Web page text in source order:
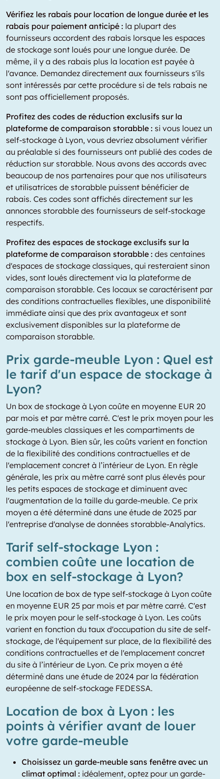
Vérifiez les rabais pour location de longue durée et les
rabais pour paiement anticipé : la plupart des
fournisseurs accordent des rabais lorsque les espaces
de stockage sont loués pour une longue durée. De
même, il y a des rabais plus la location est payée à
l'avance. Demandez directement aux fournisseurs s'ils
sont intéressés par cette procédure si de tels rabais ne
sont pas officiellement proposés.
Profitez des codes de réduction exclusifs sur la
plateforme de comparaison storabble : si vous louez un
self-stockage à Lyon, vous devriez absolument vérifier
au préalable si des fournisseurs ont publié des codes de
réduction sur storabble. Nous avons des accords avec
beaucoup de nos partenaires pour que nos utilisateurs
et utilisatrices de storabble puissent bénéficier de
rabais. Ces codes sont affichés directement sur les
annonces storabble des fournisseurs de self-stockage
respectifs.
Profitez des espaces de stockage exclusifs sur la
plateforme de comparaison storabble : des centaines
d'espaces de stockage classiques, qui resteraient sinon
vides, sont loués directement via la plateforme de
comparaison storabble. Ces locaux se caractérisent par
des conditions contractuelles flexibles, une disponibilité
immédiate ainsi que des prix avantageux et sont
exclusivement disponibles sur la plateforme de
comparaison storabble.
Prix garde-meuble Lyon : Quel est
le tarif d'un espace de stockage à
Lyon?
Un box de stockage à Lyon coûte en moyenne EUR 20
par mois et par mètre carré. C'est le prix moyen pour les
garde-meubles classiques et les compartiments de
stockage à Lyon. Bien sûr, les coûts varient en fonction
de la flexibilité des conditions contractuelles et de
l'emplacement concret à l’intérieur de Lyon. En règle
générale, les prix au mètre carré sont plus élevés pour
les petits espaces de stockage et diminuent avec
l'augmentation de la taille du garde-meuble. Ce prix
moyen a été déterminé dans une étude de 2025 par
l'entreprise d'analyse de données storabble-Analytics.
Tarif self-stockage Lyon :
combien coûte une location de
box en self-stockage à Lyon?
Une location de box de type self-stockage à Lyon coûte
en moyenne EUR 25 par mois et par mètre carré. C'est
le prix moyen pour le self-stockage à Lyon. Les coûts
varient en fonction du taux d'occupation du site de self-
stockage, de l'équipement sur place, de la flexibilité des
conditions contractuelles et de l'emplacement concret
du site à l’intérieur de Lyon. Ce prix moyen a été
déterminé dans une étude de 2024 par la fédération
européenne de self-stockage FEDESSA.
Location de box à Lyon : les
points à vérifier avant de louer
votre garde-meuble
Choisissez un garde-meuble sans fenêtre avec un
climat optimal : idéalement, optez pour un garde-